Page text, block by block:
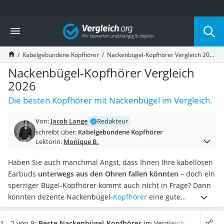
Die beliebtesten Vergleiche nach Kategorie
Elektronik
Powerstation
Monitor 32 Zoll 4K
Fernseher
Drucker
Desktop-PC
Monitor
Laser-Multifunktionsdrucker
Powerline-Adapter
Powerstation mit Solarpanel
Gaming-PC
Soundbar
17-Zoll-Laptop
Satellitenschüssel
Gaming-Headset
Vergleich
Kabelgebundene Kopfhörer Nackenbügel-Kopfhörer Vergleich 2026
Nackenbügel-Kopfhörer Vergleich
2026
Die besten Kopfhörer mit Nackenbügel im Vergleich.
Von: Jacob Lange
Redakteur
schreibt über: Kabelgebundene Kopfhörer
Lektorin: Monique B.
Haben Sie auch manchmal Angst, dass Ihnen Ihre kabellosen
Earbuds unterwegs aus den Ohren fallen könnten – doch ein
sperriger Bügel-Kopfhörer kommt auch nicht in Frage? Dann
könnten dezente Nackenbügel-Kopfhörer eine gute
Alternative für Sie sein. Zahlreiche Tests im Internet zeigen,
dass sie sehr angenehm zu tragen sind und sicher am Kopf